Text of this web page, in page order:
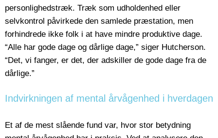
personlighedstræk. Træk som udholdenhed eller
selvkontrol påvirkede den samlede præstation, men
forhindrede ikke folk i at have mindre produktive dage.
“Alle har gode dage og dårlige dage,” siger Hutcherson.
“Det, vi fanger, er det, der adskiller de gode dage fra de
dårlige.”
Indvirkningen af mental årvågenhed i hverdagen
Et af de mest slående fund var, hvor stor betydning